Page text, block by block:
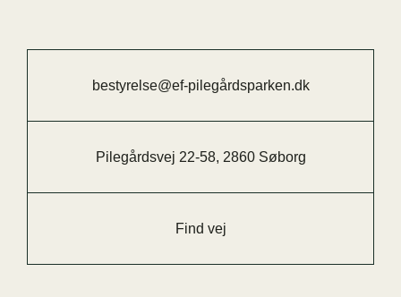
bestyrelse@ef-pilegårdsparken.dk
Pilegårdsvej 22-58, 2860 Søborg
Find vej